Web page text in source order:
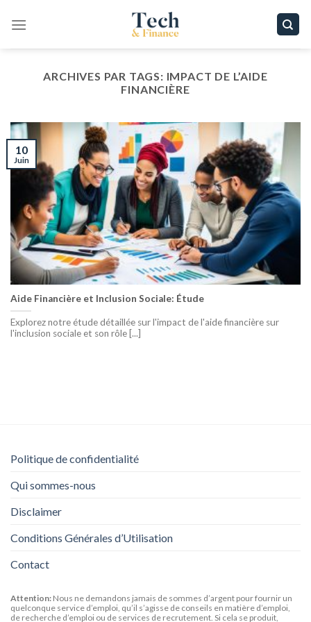
ARCHIVES PAR TAGS: IMPACT DE L’AIDE
FINANCIÈRE
Aide Financière et Inclusion Sociale: Étude
Explorez notre étude détaillée sur l'impact de l'aide financière sur
l'inclusion sociale et son rôle [...]
10
Juin
Politique de confidentialité
Qui sommes-nous
Disclaimer
Conditions Générales d’Utilisation
Contact
Attention: Nous ne demandons jamais de sommes d’argent pour fournir un
quelconque service d’emploi, qu’il s’agisse de conseils en matière d’emploi,
de recherche d’emploi ou de services de recrutement. Si cela se produit,